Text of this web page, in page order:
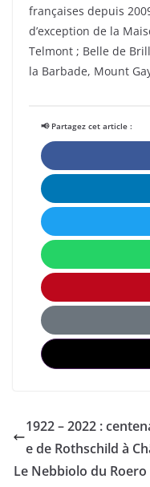
françaises depuis
d’exception de la
Telmont ; Belle de
la Barbade, Mount
📢 Partagez cet article :
1922 – 2022 :
e de Rothschild à
Le Nebbiolo du